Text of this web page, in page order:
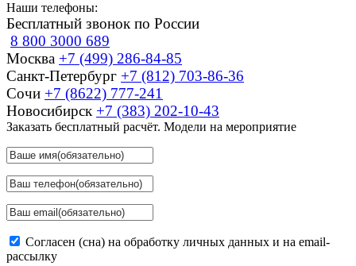
Наши телефоны:
Бесплатный звонок по России
8 800 3000 689
Москва +7 (499) 286-84-85
Санкт-Петербург +7 (812) 703-86-36
Сочи +7 (8622) 777-241
Новосибирск +7 (383) 202-10-43
Заказать бесплатный расчёт. Модели на мероприятие
Согласен (сна) на обработку личных данных и на email-
рассылку